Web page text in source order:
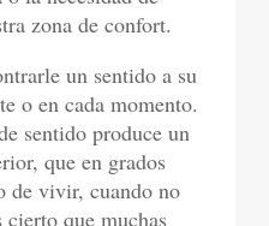
zona de confort.
un sentido a su
o en cada momento.
sentido produce un
que en grados
de vivir, cuando no
que muchas